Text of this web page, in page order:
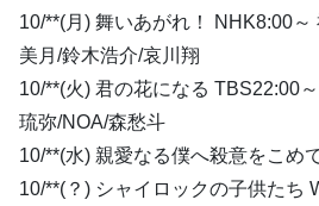
10/**(月) 舞いあがれ！ NHK8:00
美月/鈴木浩介/哀川翔
10/**(火) 君の花になる TBS22:00
琉弥/NOA/森愁斗
10/**(水) 親愛なる僕へ殺意をこめ
10/**(？) シャイロックの子供たち